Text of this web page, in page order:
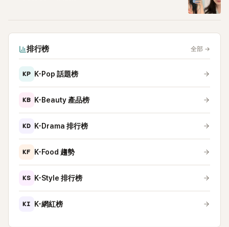
排行榜 全部 →
KP K-Pop 話題榜
KB K-Beauty 產品榜
KD K-Drama 排行榜
KF K-Food 趨勢
KS K-Style 排行榜
KI K-網紅榜